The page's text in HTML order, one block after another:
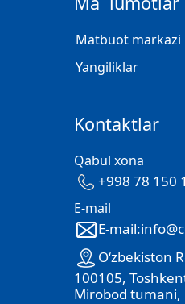
Matbuot markazi
Yangiliklar
Kontaktlar
Qabul xona
+998 78 150
E-mail
E-
O‘zbekiston
100105,
Mirobod tumani,